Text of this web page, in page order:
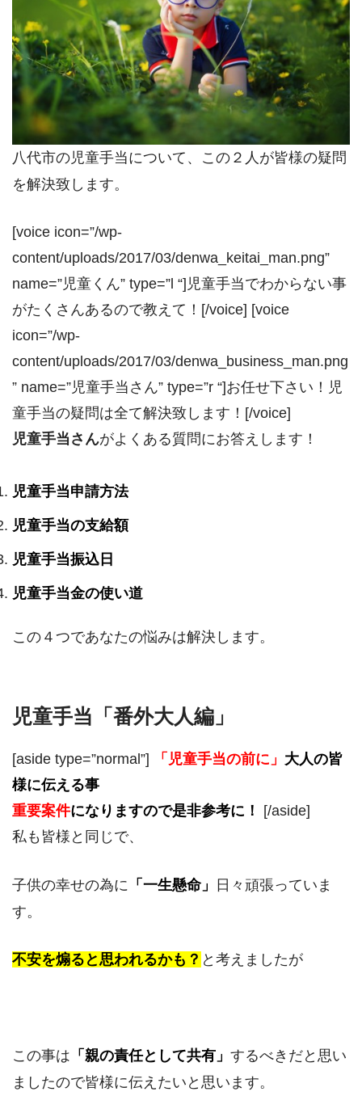
八代市の児童手当について、この２人が皆様の疑問
を解決致します。
[voice icon=”/wp-
content/uploads/2017/03/denwa_keitai_man.png”
name=”児童くん” type=”l “]児童手当でわからない事
がたくさんあるので教えて！[/voice] [voice
icon=”/wp-
content/uploads/2017/03/denwa_business_man.png
” name=”児童手当さん” type=”r “]お任せ下さい！児
童手当の疑問は全て解決致します！[/voice]
児童手当さんがよくある質問にお答えします！
児童手当申請方法
児童手当の支給額
児童手当振込日
児童手当金の使い道
この４つであなたの悩みは解決します。
児童手当「番外大人編」
[aside type=”normal”] 「児童手当の前に」 大人の皆
様に伝える事
重要案件になりますので是非参考に！
[/aside]
私も皆様と同じで、
子供の幸せの為に 「一生懸命」
日々頑張っていま
す。
不安を煽ると思われるかも？ と考えましたが
この事は 「 親の責任として共有」 するべきだと思い
ましたので皆様に伝えたいと思います。